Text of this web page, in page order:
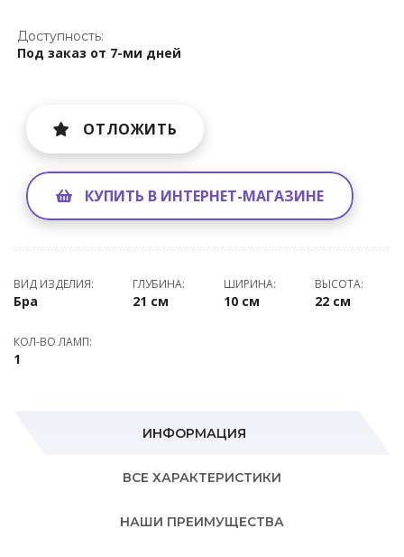
Доступность:
Под заказ от 7-ми дней
ОТЛОЖИТЬ
КУПИТЬ В ИНТЕРНЕТ-МАГАЗИНЕ
ВИД ИЗДЕЛИЯ:
Бра
ГЛУБИНА:
21 см
ШИРИНА:
10 см
ВЫСОТА:
22 см
КОЛ-ВО ЛАМП:
1
ИНФОРМАЦИЯ
ВСЕ ХАРАКТЕРИСТИКИ
НАШИ ПРЕИМУЩЕСТВА